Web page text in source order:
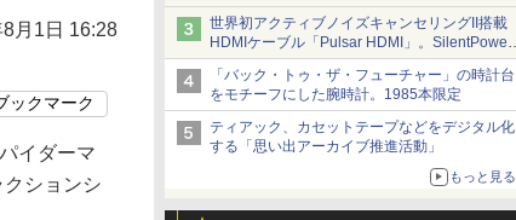
など。夏の特番・配信情報
世界初アクティブノイズキャンセリングII搭載
HDMIケーブル「Pulsar HDMI」。SilentPower
から
「バック・トゥ・ザ・フューチャー」の時計台
をモチーフにした腕時計。1985本限定
ティアック、カセットテープなどをデジタル化
する「思い出アーカイブ推進活動」
もっと見る
月1日 16:28
ックマーク
イダーマ
ションシ